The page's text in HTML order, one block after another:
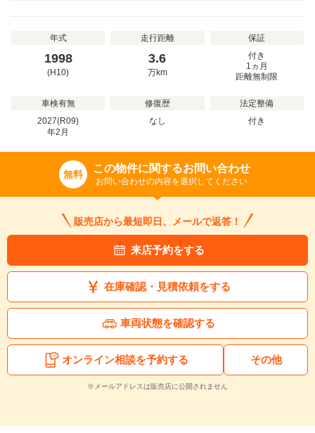
年式
1998
(H10)
走行距離
3.6
万km
保証
付き
1ヵ月
距離無制限
車検有無
2027(R09)
年2 月
修復歴
なし
法定整備
付き
無料 この物件に関するお問い合わせ
お問い合わせの内容を選択してください
販売店から最短即日、メールで返答！
来店予約をする
在庫確認・見積依頼をする
車両状態を確認する
オンライン相談を予約する その他
※メールアドレスは販売店に公開されません